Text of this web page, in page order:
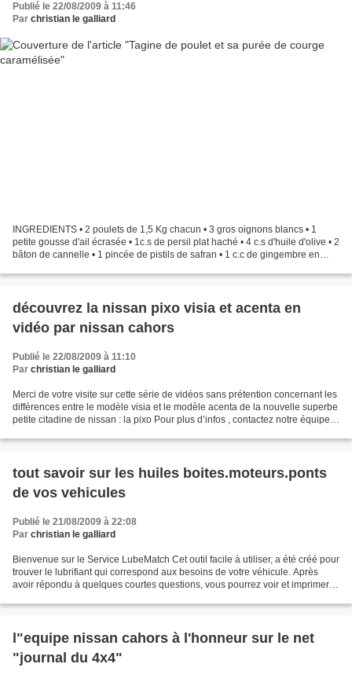
Publié le 22/08/2009 à 11:46
Par christian le galliard
INGREDIENTS • 2 poulets de 1,5 Kg chacun • 3 gros oignons blancs • 1
petite gousse d'ail écrasée • 1c.s de persil plat haché • 4 c.s d'huile d'olive • 2
bâton de cannelle • 1 pincée de pistils de safran • 1 c.c de gingembre en
découvrez la nissan pixo visia et acenta en
vidéo par nissan cahors
Publié le 22/08/2009 à 11:10
Par christian le galliard
Merci de votre visite sur cette série de vidéos sans prétention concernant les
différences entre le modèle visia et le modèle acenta de la nouvelle superbe
petite citadine de nissan : la pixo Pour plus d’infos , contactez notre équipe
tout savoir sur les huiles boites.moteurs.ponts
de vos vehicules
Publié le 21/08/2009 à 22:08
Par christian le galliard
Bienvenue sur le Service LubeMatch Cet outil facile à utiliser, a été créé pour
trouver le lubrifiant qui correspond aux besoins de votre véhicule. Après
avoir répondu à quelques courtes questions, vous pourrez voir et imprimer
l"equipe nissan cahors à l'honneur sur le net
"journal du 4x4"